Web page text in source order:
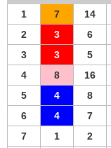
1 7 14
2
3 6
3
3 5
4
8 16
5
4 8
6
4 7
7
1 2